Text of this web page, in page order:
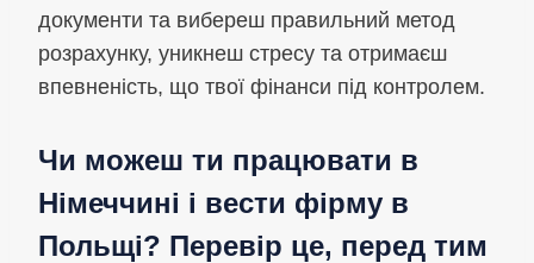
документи та вибереш правильний метод
розрахунку, уникнеш стресу та отримаєш
впевненість, що твої фінанси під контролем.
Чи можеш ти працювати в
Німеччині і вести фірму в
Польщі? Перевір це, перед тим